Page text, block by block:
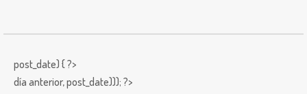
post_date) { ?>
día anterior,post_date))); ?>